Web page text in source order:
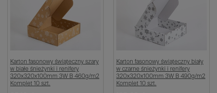
Karton fasonowy świąteczny szary
w białe śnieżynki i renifery
320x320x100mm 3W B 460g/m2
Komplet 10 szt.
Karton fasonowy świąteczny biały
w czarne śnieżynki i renifery
320x320x100mm 3W B 490g/m2
Komplet 10 szt.